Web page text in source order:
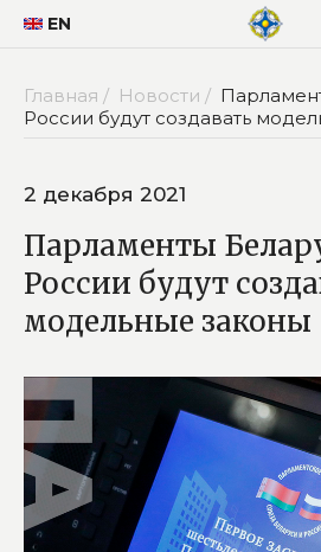
EN
Главная / Новости /
России будут создавать
2 декабря 2021
Парламенты
России будут
модельные законы